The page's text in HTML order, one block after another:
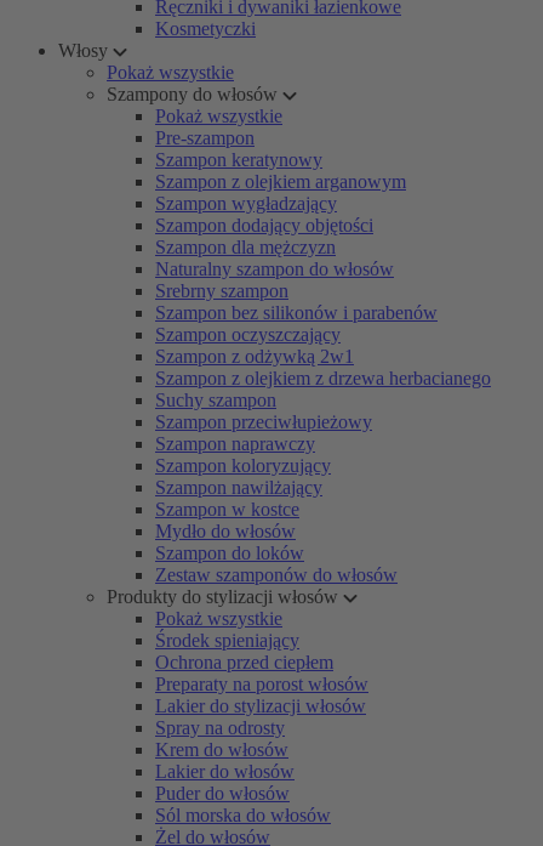
Ręczniki i dywaniki łazienkowe
Kosmetyczki
Włosy
Pokaż wszystkie
Szampony do włosów
Pokaż wszystkie
Pre-szampon
Szampon keratynowy
Szampon z olejkiem arganowym
Szampon wygładzający
Szampon dodający objętości
Szampon dla mężczyzn
Naturalny szampon do włosów
Srebrny szampon
Szampon bez silikonów i parabenów
Szampon oczyszczający
Szampon z odżywką 2w1
Szampon z olejkiem z drzewa herbacianego
Suchy szampon
Szampon przeciwłupieżowy
Szampon naprawczy
Szampon koloryzujący
Szampon nawilżający
Szampon w kostce
Mydło do włosów
Szampon do loków
Zestaw szamponów do włosów
Produkty do stylizacji włosów
Pokaż wszystkie
Środek spieniający
Ochrona przed ciepłem
Preparaty na porost włosów
Lakier do stylizacji włosów
Spray na odrosty
Krem do włosów
Lakier do włosów
Puder do włosów
Sól morska do włosów
Żel do włosów